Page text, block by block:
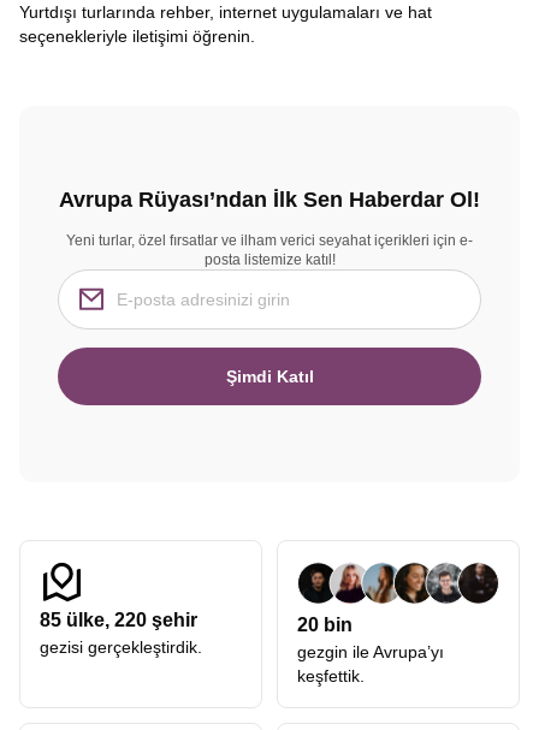
Yurtdışı turlarında rehber, internet uygulamaları ve hat
seçenekleriyle iletişimi öğrenin.
Avrupa Rüyası’ndan İlk Sen Haberdar Ol!
Yeni turlar, özel fırsatlar ve ilham verici seyahat içerikleri için e-
posta listemize katıl!
Şimdi Katıl
85 ülke, 220 şehir
gezisi gerçekleştirdik.
20 bin
gezgin ile Avrupa’yı
keşfettik.